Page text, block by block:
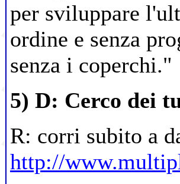
per sviluppare
ordine e senza
senza i coperchi."
5) D: Cerco dei
R: corri subito a
http://